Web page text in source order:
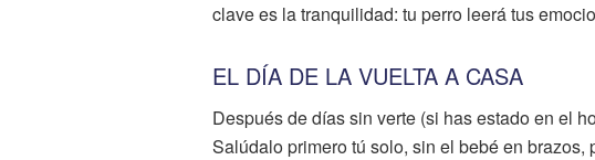
clave es la tranquilidad: tu perro leerá tus
EL DÍA DE LA VUELTA A CASA
Después de días sin verte (si has estado en el
Salúdalo primero tú solo, sin el bebé en